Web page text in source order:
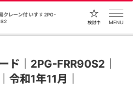
クレーン付 いすゞ 2PG-
検討中 MENU
ド｜2PG-FRR90S2｜
令和1年11月｜